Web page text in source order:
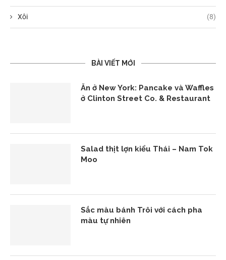
Xôi (8)
BÀI VIẾT MỚI
Ăn ở New York: Pancake và Waffles
ở Clinton Street Co. & Restaurant
Salad thịt lợn kiểu Thái – Nam Tok
Moo
Sắc màu bánh Trôi với cách pha
màu tự nhiên